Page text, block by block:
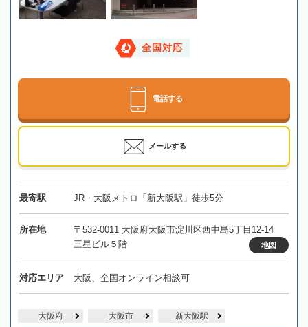
全国対応
電話する
メールする
最寄駅 JR・大阪メトロ「新大阪駅」徒歩5分
所在地
〒532-0011 大阪府大阪市淀川区西中島5丁目12-14
三星ビル５階
地図
対応エリア 大阪、全国オンライン相談可
大阪府 大阪市 新大阪駅